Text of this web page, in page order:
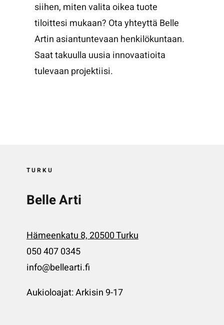
siihen, miten valita oikea tuote
tiloittesi mukaan? Ota yhteyttä Belle
Artin asiantuntevaan henkilökuntaan.
Saat takuulla uusia innovaatioita
tulevaan projektiisi.
TURKU
Belle Arti
Hämeenkatu 8, 20500 Turku
050 407 0345
info@bellearti.fi
Aukioloajat: Arkisin 9-17